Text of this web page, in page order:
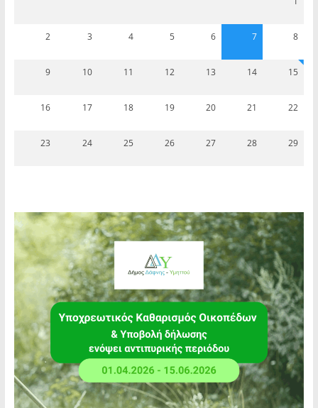
2 3 4 5 6 7 8
9 10 11 12 13 14 15
16 17 18 19 20 21 22
23 24 25 26 27 28 29